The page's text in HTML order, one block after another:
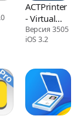
ACTPrinter
- Virtual
Printer
Версия 3505
iOS 3.2